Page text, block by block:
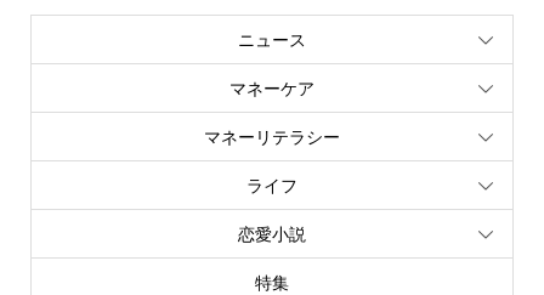
ニュース
マネーケア
マネーリテラシー
ライフ
恋愛小説
特集